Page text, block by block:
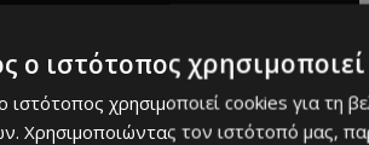
ο ιστότοπος
ιστότοπος χρησιμοποιεί cookies για τη
Χρησιμοποιώντας τον ιστότοπό μας,